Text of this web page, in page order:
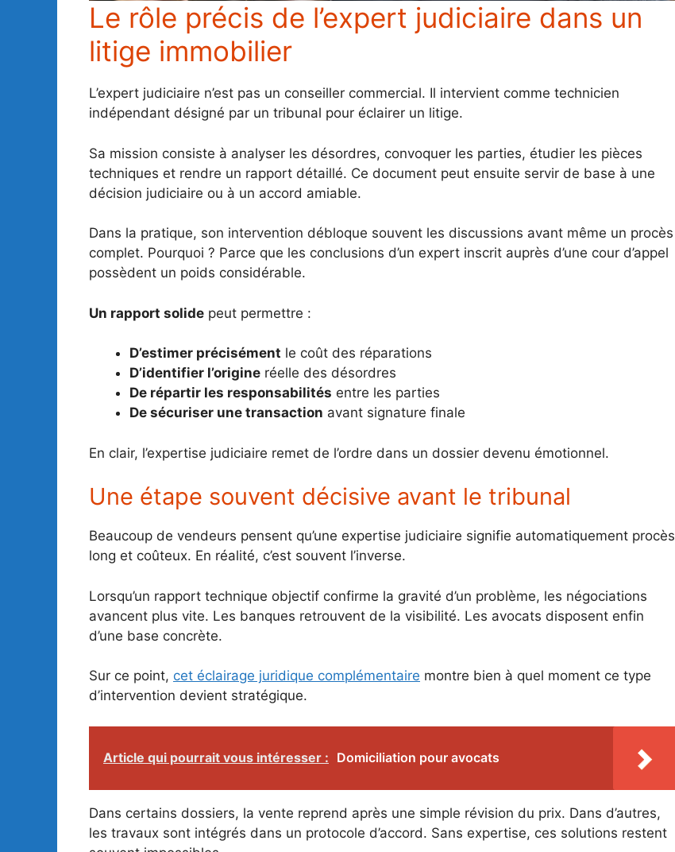
Le rôle précis de l’expert judiciaire dans un
litige immobilier
L’expert judiciaire n’est pas un conseiller commercial. Il intervient comme technicien
indépendant désigné par un tribunal pour éclairer un litige.
Sa mission consiste à analyser les désordres, convoquer les parties, étudier les pièces
techniques et rendre un rapport détaillé. Ce document peut ensuite servir de base à une
décision judiciaire ou à un accord amiable.
Dans la pratique, son intervention débloque souvent les discussions avant même un procès
complet. Pourquoi ? Parce que les conclusions d’un expert inscrit auprès d’une cour d’appel
possèdent un poids considérable.
Un rapport solide peut permettre :
D’estimer précisément le coût des réparations
D’identifier l’origine réelle des désordres
De répartir les responsabilités entre les parties
De sécuriser une transaction avant signature finale
En clair, l’expertise judiciaire remet de l’ordre dans un dossier devenu émotionnel.
Une étape souvent décisive avant le tribunal
Beaucoup de vendeurs pensent qu’une expertise judiciaire signifie automatiquement procès
long et coûteux. En réalité, c’est souvent l’inverse.
Lorsqu’un rapport technique objectif confirme la gravité d’un problème, les négociations
avancent plus vite. Les banques retrouvent de la visibilité. Les avocats disposent enfin
d’une base concrète.
Sur ce point, cet éclairage juridique complémentaire montre bien à quel moment ce type
d’intervention devient stratégique.
Article qui pourrait vous intéresser : Domiciliation pour avocats
Dans certains dossiers, la vente reprend après une simple révision du prix. Dans d’autres,
les travaux sont intégrés dans un protocole d’accord. Sans expertise, ces solutions restent